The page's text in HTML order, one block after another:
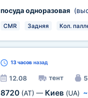
посуда одноразовая
CMR Задняя Кол.
13 часовназад
12.08 тент
8720 (AT) — Киев (UA) ~